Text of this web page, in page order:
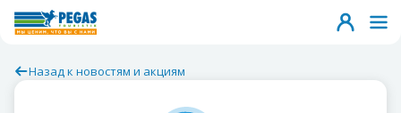
Назад к новостям и акциям